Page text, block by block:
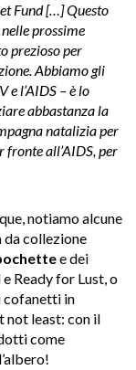
Fund […] Questo
prossime
prezioso per
Abbiamo gli
l’AIDS – è lo
abbastanza la
natalizia per
fronte all’AIDS, per
notiamo alcune
da collezione
e dei
Ready for Lust, o
cofanetti in
not least: con il
come